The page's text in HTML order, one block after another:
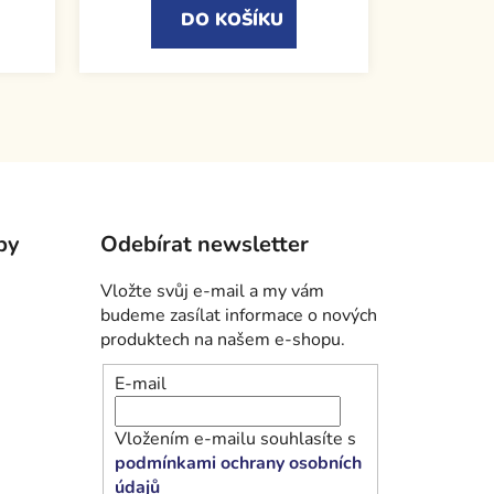
DO KOŠÍKU
Odebírat newsletter
Vložte svůj e-mail a my vám
budeme zasílat informace o nových
produktech na našem e-shopu.
E-mail
Vložením e-mailu souhlasíte s
podmínkami ochrany osobních
údajů